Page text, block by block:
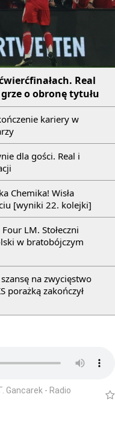
Real
o obronę tytułu
kariery w
dla gości. Real i
Chemika! Wisła
[wyniki 22. kolejki]
LM. Stołeczni
w bratobójczym
na zwycięstwo
porażką zakończył
Gancarek - Radio